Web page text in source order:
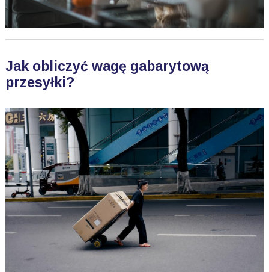
Jak obliczyć wagę gabarytową
przesyłki?